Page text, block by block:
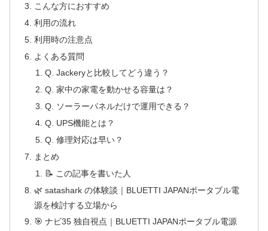
こんな方におすすめ
利用の流れ
利用時の注意点
よくある質問
Q. Jackeryと比較してどう違う？
Q. 家中の家電を動かせる容量は？
Q. ソーラーパネルだけで運用できる？
Q. UPS機能とは？
Q. 修理対応は早い？
まとめ
📝 この記事を書いた人
🌿 satashark の体験談｜BLUETTI JAPANポータブル電
源を検討する立場から
🎯 ナビ35 独自視点｜BLUETTI JAPANポータブル電源